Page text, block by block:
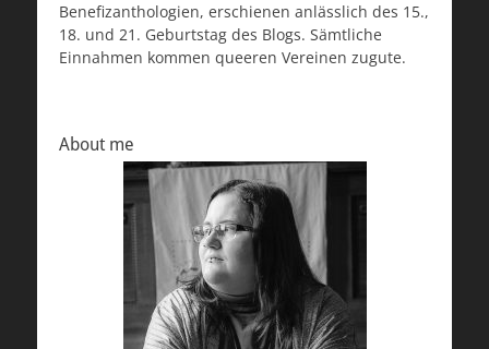
Benefizanthologien, erschienen anlässlich des 15.,
18. und 21. Geburtstag des Blogs. Sämtliche
Einnahmen kommen queeren Vereinen zugute.
About me